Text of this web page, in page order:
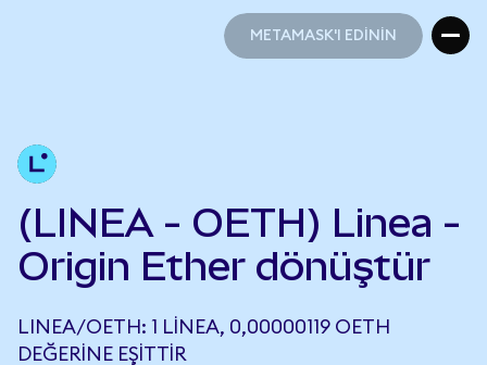
METAMASK'I EDİNİN
(LINEA - OETH) Linea -
Origin Ether dönüştür
LINEA/OETH: 1 LINEA, 0,00000119 OETH
DEĞERINE EŞITTIR